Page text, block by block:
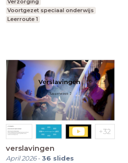
Voortgezet speciaal onderwijs
Leerroute 1
verslavingen
April 2026-36 slides